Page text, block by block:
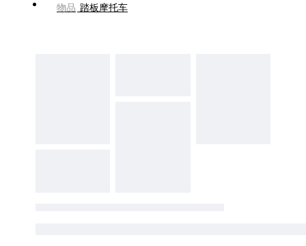
物品 踏板摩托车